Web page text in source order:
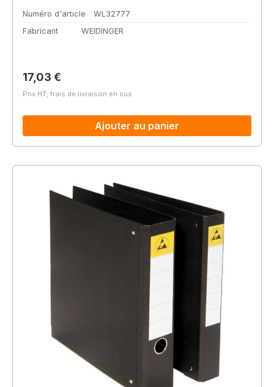
Numéro d'article
WL32777
Fabricant
WEIDINGER
Prix régulier :
17,03 €
Prix HT, frais de livraison en sus
Ajouter au panier